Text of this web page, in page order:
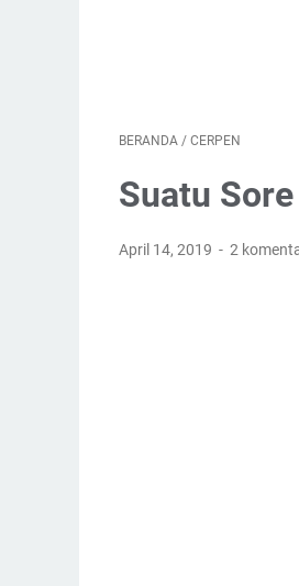
BERANDA / CERPEN
Suatu
April 14, 2019 2